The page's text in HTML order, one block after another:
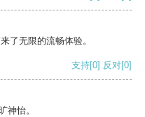
了无限的流畅体验。
支持[0] 反对[0]
神怡。